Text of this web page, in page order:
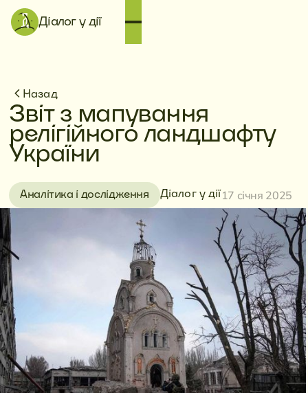
Діалог у дії
Назад
Звіт з мапування
релігійного ландшафту
України
Аналітика і дослідження Діалог у дії17 січня 2025